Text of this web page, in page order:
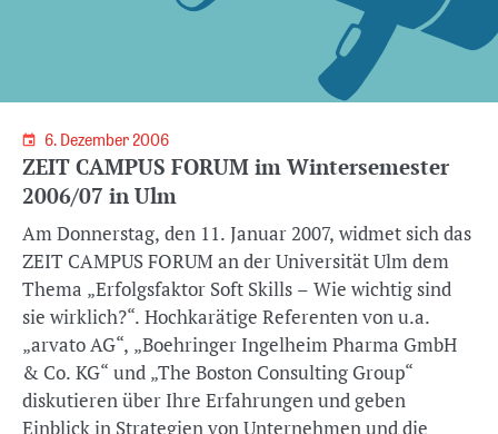
6. Dezember 2006
ZEIT CAMPUS FORUM im Wintersemester
2006/07 in Ulm
Am Donnerstag, den 11. Januar 2007, widmet sich das
ZEIT CAMPUS FORUM an der Universität Ulm dem
Thema „Erfolgsfaktor Soft Skills – Wie wichtig sind
sie wirklich?“. Hochkarätige Referenten von u.a.
„arvato AG“, „Boehringer Ingelheim Pharma GmbH
& Co. KG“ und „The Boston Consulting Group“
diskutieren über Ihre Erfahrungen und geben
Einblick in Strategien von Unternehmen und die